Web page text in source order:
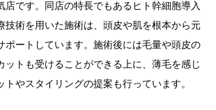
店です。同店の特長でもあるヒト幹細胞導入
技術を用いた施術は、頭皮や肌を根本から元
ポートしています。施術後には毛量や頭皮の
ットも受けることができる上に、薄毛を感じ
トやスタイリングの提案も行っています。